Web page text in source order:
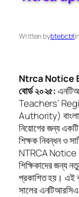
Written bybtebcbt
Ntrca Notice
বোর্ড ২০২৫:
Teachers’
Authority)
নিয়োগের জন্য
শিক্ষক নিবন্ধন ও
NTRCA Notice
শিক্ষিকাদের জন্য
প্রকাশিত হয়। এই
সালের এনটিআরসিএ